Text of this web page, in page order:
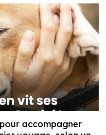
accompagner